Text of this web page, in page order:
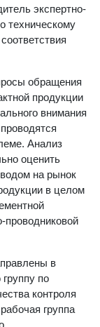
экспертно-
техническому
обращения
продукции
внимания
Анализ
оценить
на рынок
в целом
проводниковой
в
по
контроля
группа